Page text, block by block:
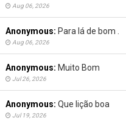
Aug 06, 2026
Anonymous: Para lá de bom .
Aug 06, 2026
Anonymous: Muito Bom
Jul 26, 2026
Anonymous: Que lição boa
Jul 19, 2026